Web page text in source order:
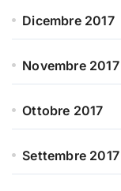
Dicembre 2017
Novembre 2017
Ottobre 2017
Settembre 2017